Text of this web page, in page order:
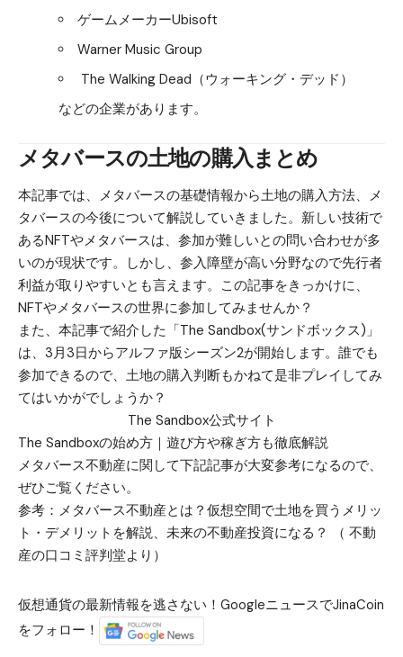
ゲームメーカーUbisoft
Warner Music Group
The Walking Dead（ウォーキング・デッド）
などの企業があります。
メタバースの土地の購入まとめ
本記事では、メタバースの基礎情報から土地の購入方法、メ
タバースの今後について解説していきました。新しい技術で
あるNFTやメタバースは、参加が難しいとの問い合わせが多
いのが現状です。しかし、参入障壁が高い分野なので先行者
利益が取りやすいとも言えます。この記事をきっかけに、
NFTやメタバースの世界に参加してみませんか？
また、 本記事で紹介した「The Sandbox(サンドボックス)」
は、3月3日からアルファ版シーズン2が開始します。 誰でも
参加できるので、土地の購入判断もかねて是非プレイしてみ
てはいかがでしょうか？
The Sandbox公式サイト
The Sandboxの始め方｜遊び方や稼ぎ方も徹底解説
メタバース不動産に関して下記記事が大変参考になるので、
ぜひご覧ください。
参考： メタバース不動産とは？仮想空間で土地を買うメリッ
ト・デメリットを解説、未来の不動産投資になる？
（ 不動
産の口コミ評判堂より）
仮想通貨の最新情報を逃さない！GoogleニュースでJinaCoin
をフォロー！